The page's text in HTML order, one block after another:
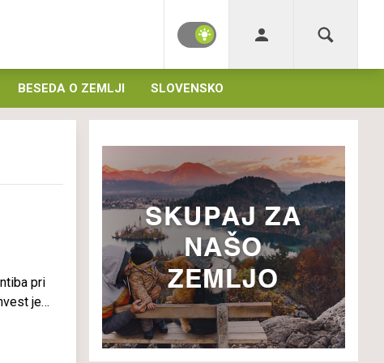
BESEDA O ZEMLJI SLOVENSKO
pri
je